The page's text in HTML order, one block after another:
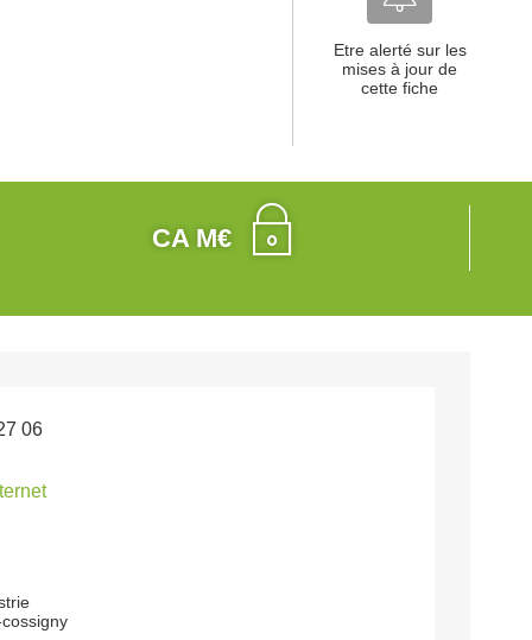
Etre alerté sur les
mises à jour de
cette fiche
CA M€
06